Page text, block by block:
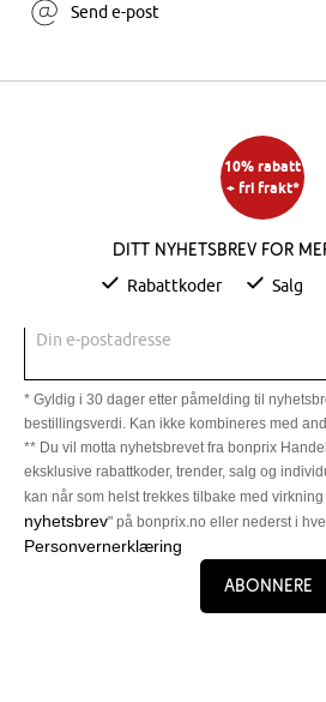
Send e-post
10% rabatt
+ fri frakt*
Ditt nyhetsbrev for
Rabattkoder Salg
Din e-postadresse
* Gyldig i 30 dager etter påmelding til
bestillingsverdi. Kan ikke kombineres med
** Du vil motta nyhetsbrevet fra bonprix
eksklusive rabattkoder, trender, salg og
kan når som helst trekkes tilbake med
nyhetsbrev" på bonprix.no eller nederst i
Personvernerklæring
Abonnere